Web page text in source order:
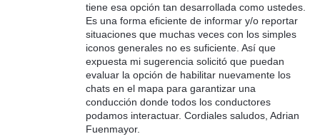
tiene esa opción tan desarrollada como ustedes.
Es una forma eficiente de informar y/o reportar
situaciones que muchas veces con los simples
iconos generales no es suficiente. Así que
expuesta mi sugerencia solicitó que puedan
evaluar la opción de habilitar nuevamente los
chats en el mapa para garantizar una
conducción donde todos los conductores
podamos interactuar. Cordiales saludos, Adrian
Fuenmayor.